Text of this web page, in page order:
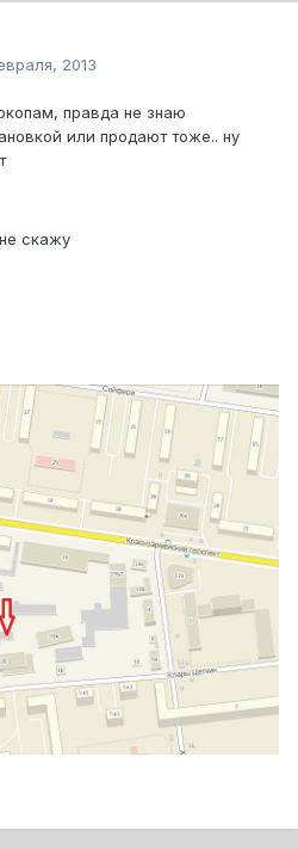
2013
правда не знаю
или продают тоже.. ну
скажу